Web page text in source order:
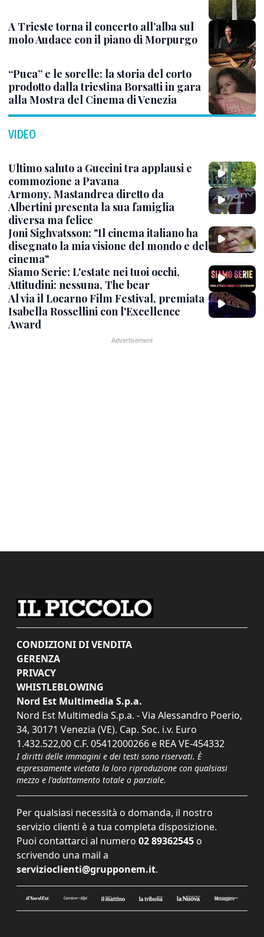
A Trieste torna il concerto all’alba sul
molo Audace con il piano di Morpurgo
“Puca” e le sorelle: la storia del corto
prodotto dalla triestina Borsatti in gara
alla Mostra del Cinema di Venezia
VIDEO
Ultimo saluto a Guccini tra applausi e
commozione a Pavana
Armony, Mastandrea diretto da
Albertini presenta la sua famiglia
diversa ma felice
Joni Sighvatsson: "Il cinema italiano ha
disegnato la mia visione del mondo e del
cinema"
Siamo Serie: L'estate nei tuoi occhi,
Attitudini: nessuna, The bear
Al via il Locarno Film Festival, premiata
Isabella Rossellini con l'Excellence
Award
CONDIZIONI DI VENDITA
GERENZA
PRIVACY
WHISTLEBLOWING
Nord Est Multimedia S.p.a.
Nord Est Multimedia S.p.a. - Via Alessandro Poerio,
34, 30171 Venezia (VE). Cap. Soc. i.v. Euro
1.432.522,00 C.F. 05412000266 e REA VE-454332
I diritti delle immagini e dei testi sono riservati. È
espressamente vietata la loro riproduzione con qualsiasi
mezzo e l'adattamento totale o parziale.
Per qualsiasi necessità o domanda, il nostro
servizio clienti è a tua completa disposizione.
Puoi contattarci al numero 02 89362545 o
scrivendo una mail a
servizioclienti@grupponem.it.